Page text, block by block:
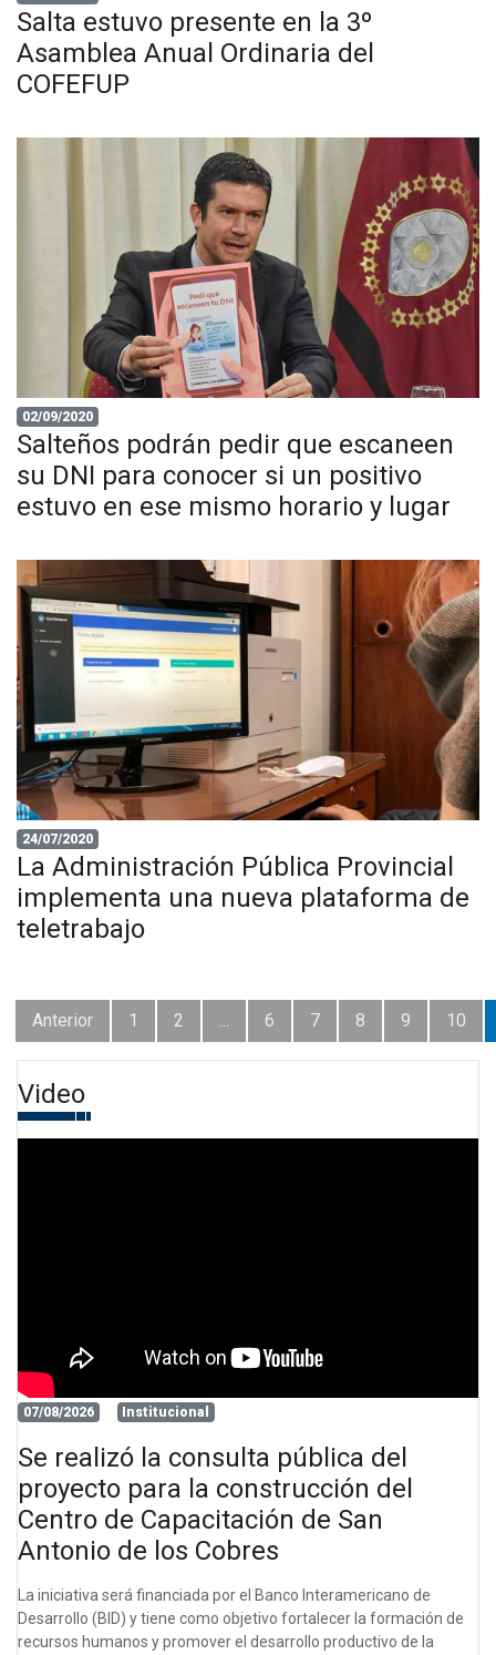
Salta estuvo presente en la 3º
Asamblea Anual Ordinaria del
COFEFUP
02/09/2020
Salteños podrán pedir que escaneen
su DNI para conocer si un positivo
estuvo en ese mismo horario y lugar
24/07/2020
La Administración Pública Provincial
implementa una nueva plataforma de
teletrabajo
Anterior 1 2 ... 6 7 8 9 10
Video
07/08/2026 Institucional
Se realizó la consulta pública del
proyecto para la construcción del
Centro de Capacitación de San
Antonio de los Cobres
La iniciativa será financiada por el Banco Interamericano de
Desarrollo (BID) y tiene como objetivo fortalecer la formación de
recursos humanos y promover el desarrollo productivo de la